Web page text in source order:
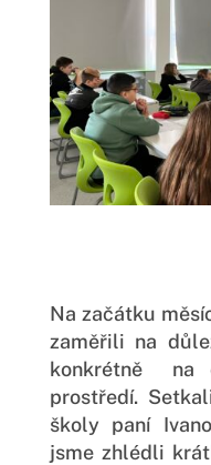
Na začátku
zaměřili na
konkrétně na
prostředí.
školy paní
jsme zhlédli